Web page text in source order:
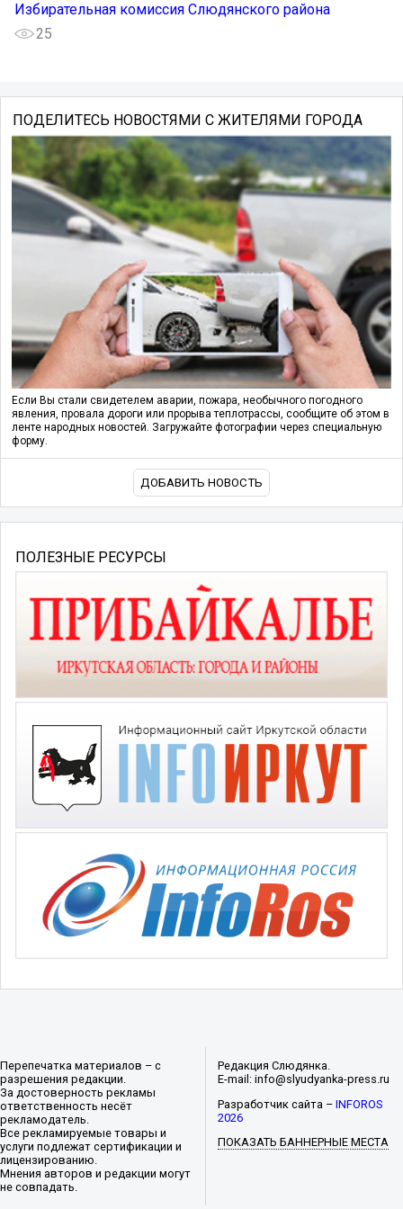
Избирательная комиссия Слюдянского района
25
ПОДЕЛИТЕСЬ НОВОСТЯМИ С ЖИТЕЛЯМИ ГОРОДА
Если Вы стали свидетелем аварии, пожара, необычного погодного
явления, провала дороги или прорыва теплотрассы, сообщите об этом в
ленте народных новостей. Загружайте фотографии через специальную
форму.
ДОБАВИТЬ НОВОСТЬ
ПОЛЕЗНЫЕ РЕСУРСЫ
Перепечатка материалов – с
разрешения редакции.
За достоверность рекламы
ответственность несёт
рекламодатель.
Все рекламируемые товары и
услуги подлежат сертификации и
лицензированию.
Мнения авторов и редакции могут
не совпадать.
Редакция Слюдянка.
E-mail: info@slyudyanka-press.ru
Разработчик сайта –INFOROS
2026
ПОКАЗАТЬ БАННЕРНЫЕ МЕСТА